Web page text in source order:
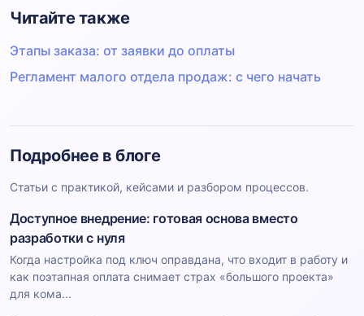
Читайте также
Этапы заказа: от заявки до оплаты
Регламент малого отдела продаж: с чего начать
Подробнее в блоге
Статьи с практикой, кейсами и разбором процессов.
Доступное внедрение: готовая основа вместо
разработки с нуля
Когда настройка под ключ оправдана, что входит в работу и
как поэтапная оплата снимает страх «большого проекта»
для кома...